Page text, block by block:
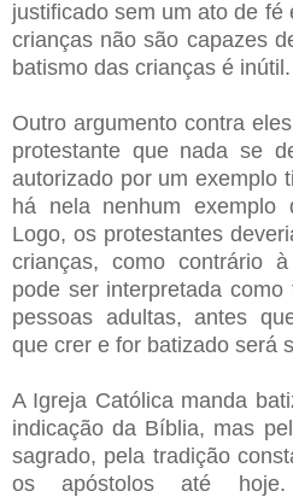
justificado sem um ato de
crianças não são capazes
batismo das crianças é inútil.
Outro argumento contra
protestante que nada se
autorizado por um exemplo
há nela nenhum exemplo
Logo, os protestantes
crianças, como contrário
pode ser interpretada
pessoas adultas, antes
que crer e for batizado será
A Igreja Católica manda
indicação da Bíblia, mas
sagrado, pela tradição
os apóstolos até